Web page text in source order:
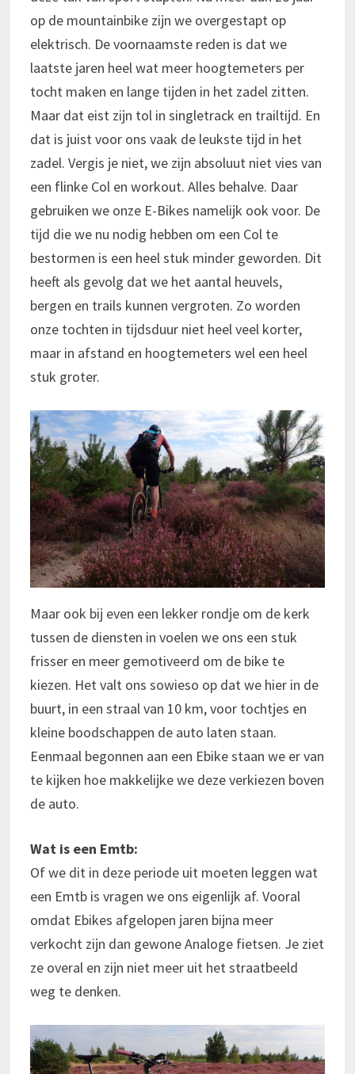
op de mountainbike zijn we overgestapt op
elektrisch. De voornaamste reden is dat we
laatste jaren heel wat meer hoogtemeters per
tocht maken en lange tijden in het zadel zitten.
Maar dat eist zijn tol in singletrack en trailtijd. En
dat is juist voor ons vaak de leukste tijd in het
zadel. Vergis je niet, we zijn absoluut niet vies van
een flinke Col en workout. Alles behalve. Daar
gebruiken we onze E-Bikes namelijk ook voor. De
tijd die we nu nodig hebben om een Col te
bestormen is een heel stuk minder geworden. Dit
heeft als gevolg dat we het aantal heuvels,
bergen en trails kunnen vergroten. Zo worden
onze tochten in tijdsduur niet heel veel korter,
maar in afstand en hoogtemeters wel een heel
stuk groter.
Maar ook bij even een lekker rondje om de kerk
tussen de diensten in voelen we ons een stuk
frisser en meer gemotiveerd om de bike te
kiezen. Het valt ons sowieso op dat we hier in de
buurt, in een straal van 10 km, voor tochtjes en
kleine boodschappen de auto laten staan.
Eenmaal begonnen aan een Ebike staan we er van
te kijken hoe makkelijke we deze verkiezen boven
de auto.
Wat is een Emtb:
Of we dit in deze periode uit moeten leggen wat
een Emtb is vragen we ons eigenlijk af. Vooral
omdat Ebikes afgelopen jaren bijna meer
verkocht zijn dan gewone Analoge fietsen. Je ziet
ze overal en zijn niet meer uit het straatbeeld
weg te denken.